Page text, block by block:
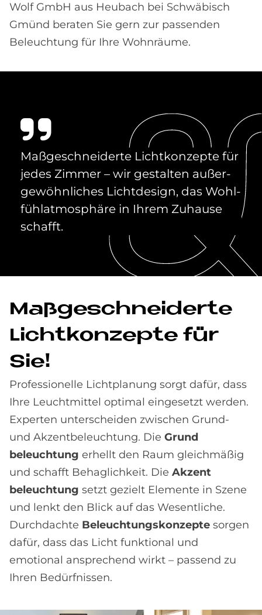
Wolf GmbH aus Heubach bei Schwäbisch
Gmünd beraten Sie gern zur passenden
Beleuchtung für Ihre Wohnräume.
Maß­ge­schnei­der­te Licht­kon­zep­te für
je­des Zim­mer – wir ge­stal­ten au­ßer­
ge­wöhn­li­ches Licht­de­sign, das Wohl­
fühl­at­mo­sphä­re in Ih­rem Zu­hau­se
schaf­ft.
Maß­ge­schnei­der­te
Licht­kon­zep­te für
Sie!
Professionelle Lichtplanung sorgt dafür, dass
Ihre Leuchtmittel optimal eingesetzt werden.
Experten unterscheiden zwischen Grund-
und Akzent­beleuchtung. Die Grund
beleuchtung erhellt den Raum gleichmäßig
und schafft Behaglichkeit. Die Akzent
beleuchtung setzt gezielt Elemente in Szene
und lenkt den Blick auf das Wesentliche.
Durchdachte Beleuchtungskonzepte sorgen
dafür, dass das Licht funktional und
emotional ansprechend wirkt – passend zu
Ihren Bedürfnissen.